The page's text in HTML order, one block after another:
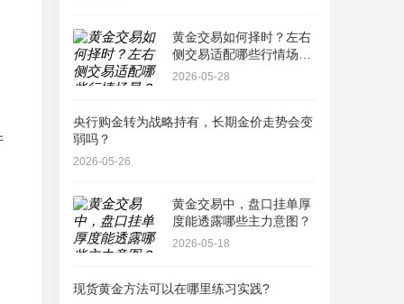
黄金交易如何择时？左右
侧交易适配哪些行情场
景？
2026-05-28
央行购金转为战略持有，长期金价走势会变
弱吗？
2026-05-26
黄金交易中，盘口挂单厚
度能透露哪些主力意图？
2026-05-18
现货黄金方法可以在哪里练习实践?